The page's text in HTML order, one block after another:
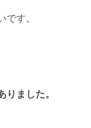
す。
ました。